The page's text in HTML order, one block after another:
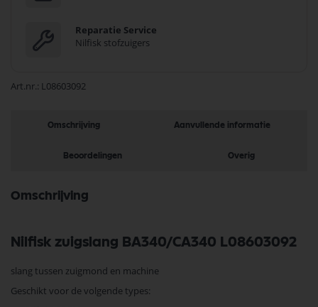
Reparatie Service
Nilfisk stofzuigers
Art.nr. L08603092
Omschrijving Aanvullende informatie
Beoordelingen Overig
Omschrijving
Nilfisk zuigslang BA340/CA340 L08603092
slang tussen zuigmond en machine
Geschikt voor de volgende types: